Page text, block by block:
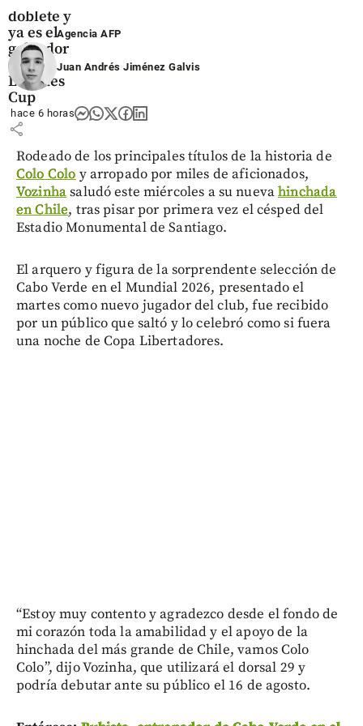
doblete y
ya es el
goleador
de la
Leagues
Cup
share
Agencia AFP
Juan Andrés Jiménez Galvis
hace 6 horas
Rodeado de los principales títulos de la historia de
Colo Colo y arropado por miles de aficionados,
Vozinhasaludó este miércoles a su nuevahinchada
en Chile, tras pisar por primera vez el césped del
Estadio Monumental de Santiago.
El arquero y figura de la sorprendente selección de
Cabo Verde en el Mundial 2026, presentado el
martes como nuevo jugador del club, fue recibido
por un público que saltó y lo celebró como si fuera
una noche de Copa Libertadores.
“Estoy muy contento y agradezco desde el fondo de
mi corazón toda la amabilidad y el apoyo de la
hinchada del más grande de Chile, vamos Colo
Colo”, dijo Vozinha, que utilizará el dorsal 29 y
podría debutar ante su público el 16 de agosto.